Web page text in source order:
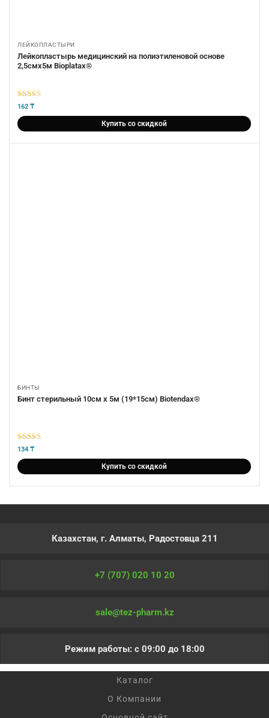
ЛЕЙКОПЛАСТЫРИ
Лейкопластырь медицинский на полиэтиленовой основе
2,5смх5м Bioplatax®
5из 5
162 ₸
Купить со скидкой
БИНТЫ
Бинт стерильный 10см х 5м (19*15см) Biotendax®
5из 5
134 ₸
Купить со скидкой
Казахстан, г. Алматы, Радостовца 211
+7 (707) 020 10 20
sale@tez-pharm.kz
Режим работы: с 09:00 до 18:00
Каталог
О Компании